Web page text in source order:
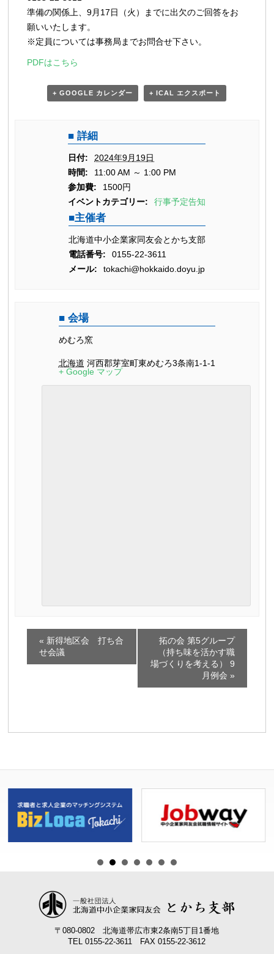
準備の関係上、9月17日（火）までに出欠のご回答をお
願いいたします。
※定員については事務局までお問合せ下さい。
PDFはこちら
+ GOOGLE カレンダー + ICAL エクスポート
詳細
日付:
2024年9月19日
時間:
11:00 AM ～ 1:00 PM
参加費:
1500円
イベントカテゴリー:
行事予定告知
主催者
北海道中小企業家同友会とかち支部
電話番号:
0155-22-3611
メール:
tokachi@hokkaido.doyu.jp
会場
めむろ窯
北海道 河西郡芽室町東めむろ3条南1-1-1
+ Google マップ
ベ
ン
ゲ
« 新得地区会 打ち合
せ会議
拓の会 第5グループ
（持ち味を活かす職
場づくりを考える） 9
月例会 »
〒080-0802 北海道帯広市東2条南5丁目1番地
TEL 0155-22-3611 FAX 0155-22-3612